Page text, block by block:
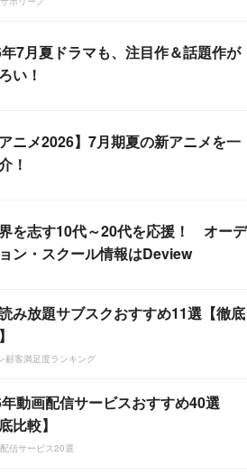
7月夏ドラマも、注目作＆話題作が
い！
アニメ2026】7月期夏の新アニメを一
！
を志す10代～20代を応援！ オーデ
ン・スクール情報はDeview
み放題サブスクおすすめ11選【徹底
顧客満足度ランキング
動画配信サービスおすすめ40選
比較】
信サービス20選